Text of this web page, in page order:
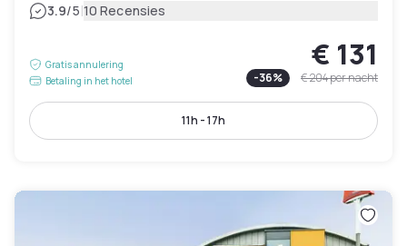
3.9/5|10 Recensies
Gratis annulering
Betaling in het hotel
€ 131
-36% € 204per nacht
11h - 17h